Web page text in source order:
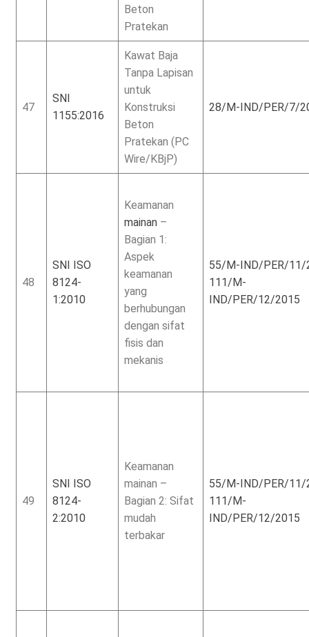
Beton
Pratekan
47
SNI
1155:2016
Kawat Baja
Tanpa Lapisan
untuk
Konstruksi
Beton
Pratekan (PC
Wire/KBjP)
28/M-IND/PER/7/
48
SNI ISO
8124-
1:2010
Keamanan
mainan–
Bagian 1:
Aspek
keamanan
yang
berhubungan
dengan sifat
fisis dan
mekanis
55/M-IND/PER/11/
111/M-
IND/PER/12/2015
49
SNI ISO
8124-
2:2010
Keamanan
mainan –
Bagian 2: Sifat
mudah
terbakar
55/M-IND/PER/11/
111/M-
IND/PER/12/2015